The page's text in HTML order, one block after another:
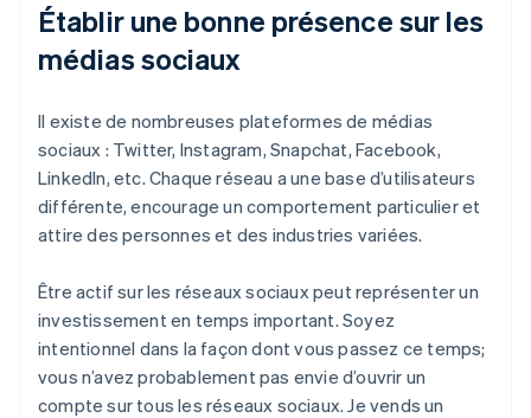
Établir une bonne présence sur les
médias sociaux
Il existe de nombreuses plateformes de médias
sociaux : Twitter, Instagram, Snapchat, Facebook,
LinkedIn, etc. Chaque réseau a une base d’utilisateurs
différente, encourage un comportement particulier et
attire des personnes et des industries variées.
Être actif sur les réseaux sociaux peut représenter un
investissement en temps important. Soyez
intentionnel dans la façon dont vous passez ce temps;
vous n’avez probablement pas envie d’ouvrir un
compte sur tous les réseaux sociaux. Je vends un